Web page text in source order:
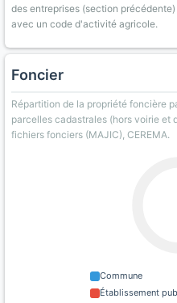
des entreprises (section
avec un code d'activité agricole.
Foncier
Répartition de la propriété foncière
parcelles cadastrales (hors voirie et
fichiers fonciers (MAJIC), CEREMA.
Commune
Établissement